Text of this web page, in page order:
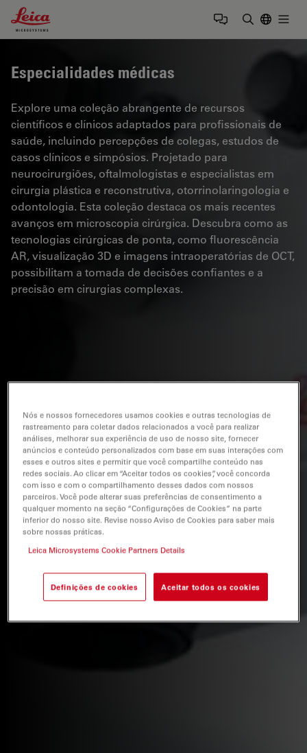
Leica Microsystems Logo
Especialidades médicas
Explore uma coleção abrangente de recursos
científicos e clínicos adaptados para profissionais de
saúde, incluindo percepções de colegas, estudos de
casos clínicos e simpósios. Projetado para
neurocirurgiões, oftalmologistas e especialistas em
cirurgia plástica e reconstrutiva, otorrinolaringologia e
odontologia. Esta coleção destaca os mais recentes
avanços em microscopia cirúrgica. Descubra como as
tecnologias cirúrgicas de ponta, como fluorescência
AR, visualização 3D e imagens intraoperatórias de OCT,
possibilitam a tomada de decisões confiantes e a
precisão em cirurgias complexas.
Nós e nossos fornecedores usamos cookies e outras tecnologias de
rastreamento para coletar dados relacionados a você para realizar
análises, melhorar sua experiência de uso de nosso site, fornecer
anúncios e conteúdo personalizados com base em suas interações com
esses e outros sites e permitir que você compartilhe conteúdo nas
redes sociais. Ao clicar em “Aceitar todos os cookies”, você concorda
com isso e com o compartilhamento desses dados com nossos
parceiros. Você pode alterar suas preferências de consentimento a
qualquer momento na seção “Configurações de Cookies” na parte
inferior do nosso site. Revise nosso Aviso de Cookies para saber mais
sobre nossas práticas.
Leica Microsystems Cookie Partners Details
Definições de cookies Aceitar todos os cookies